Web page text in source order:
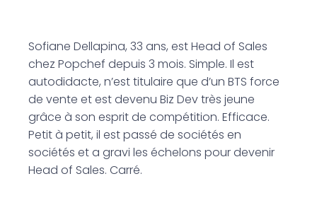
Sofiane Dellapina, 33 ans, est Head of Sales
chez Popchef depuis 3 mois. Simple. Il est
autodidacte, n’est titulaire que d’un BTS force
de vente et est devenu Biz Dev très jeune
grâce à son esprit de compétition. Efficace.
Petit à petit, il est passé de sociétés en
sociétés et a gravi les échelons pour devenir
Head of Sales. Carré.